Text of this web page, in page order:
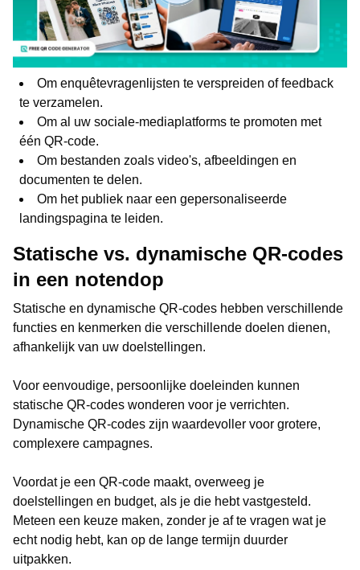
Om enquêtevragenlijsten te verspreiden of feedback
te verzamelen.
Om al uw sociale-mediaplatforms te promoten met
één QR-code.
Om bestanden zoals video's, afbeeldingen en
documenten te delen.
Om het publiek naar een gepersonaliseerde
landingspagina te leiden.
Statische vs. dynamische QR-codes
in een notendop
Statische en dynamische QR-codes hebben verschillende
functies en kenmerken die verschillende doelen dienen,
afhankelijk van uw doelstellingen.
Voor eenvoudige, persoonlijke doeleinden kunnen
statische QR-codes wonderen voor je verrichten.
Dynamische QR-codes zijn waardevoller voor grotere,
complexere campagnes.
Voordat je een QR-code maakt, overweeg je
doelstellingen en budget, als je die hebt vastgesteld.
Meteen een keuze maken, zonder je af te vragen wat je
echt nodig hebt, kan op de lange termijn duurder
uitpakken.